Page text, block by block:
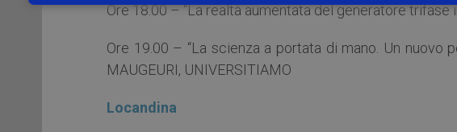
Ore 18.00 – “La realtà aumentata del generatore trifase
Ore 19.00 – “La scienza a portata di mano. Un nuovo
MAUGEURI, UNIVERSITIAMO
Locandina